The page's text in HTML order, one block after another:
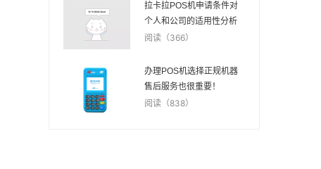
拉卡拉POS机申请条件对
个人和公司的适用性分析
阅读（366）
办理POS机选择正规机器
售后服务也很重要！
阅读（838）